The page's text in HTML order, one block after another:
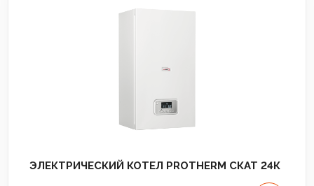
ЭЛЕКТРИЧЕСКИЙ КОТЕЛ PROTHERM СКАТ 24К